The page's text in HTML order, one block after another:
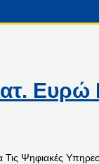
Ευρώ
Ψηφιακές